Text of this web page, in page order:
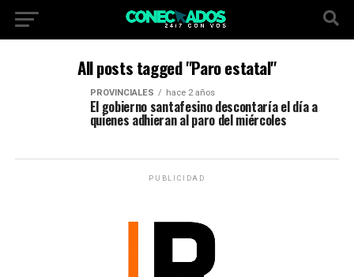
All posts tagged "Paro estatal"
PROVINCIALES hace 2 años
El gobierno santafesino descontaría el día a
quienes adhieran al paro del miércoles
PUBLICIDAD